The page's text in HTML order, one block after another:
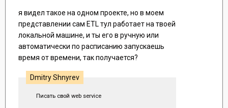
я видел такое на одном проекте, но в моем
представлении сам ETL тул работает на твоей
локальной машине, и ты его в ручную или
автоматически по расписанию запускаешь
время от времени, так получается?
Dmitry Shnyrev
Писать свой web service